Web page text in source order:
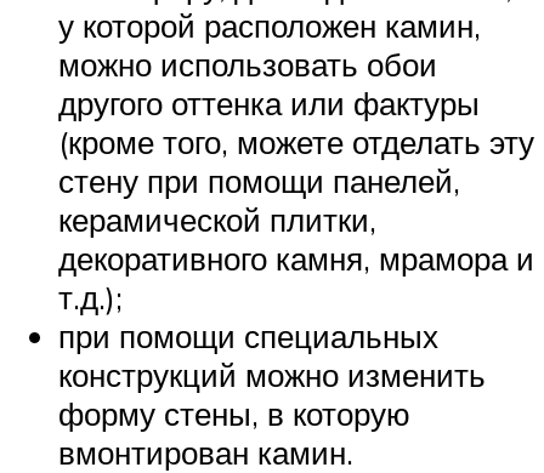
у которой расположен камин,
можно использовать обои
другого оттенка или фактуры
(кроме того, можете отделать эту
стену при помощи панелей,
керамической плитки,
декоративного камня, мрамора и
т.д.);
при помощи специальных
конструкций можно изменить
форму стены, в которую
вмонтирован камин.